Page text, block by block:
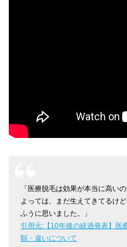
「医療脱毛は効果が本当に高い
よっては、まだ生えてきてるけ
ふうに思いました。」
引用元:【10年後の経過発表】医
額・違いについて